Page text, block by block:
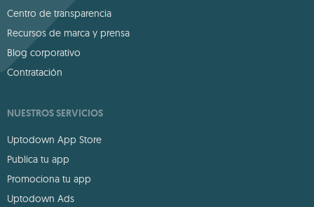
Centro de transparencia
Recursos de marca y prensa
Blog corporativo
Contratación
NUESTROS SERVICIOS
Uptodown App Store
Publica tu app
Promociona tu app
Uptodown Ads